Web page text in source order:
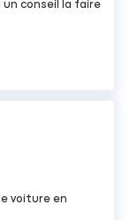
un conseil la faire
voiture en